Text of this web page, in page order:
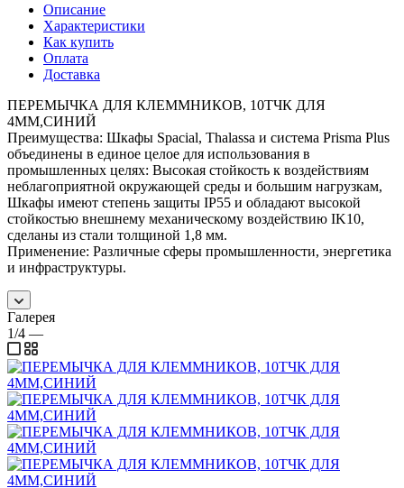
Описание
Характеристики
Как купить
Оплата
Доставка
ПЕРЕМЫЧКА ДЛЯ КЛЕММНИКОВ, 10ТЧК ДЛЯ
4ММ,СИНИЙ
Преимущества: Шкафы Spacial, Thalassa и система Prisma Plus
объединены в единое целое для использования в
промышленных целях: Высокая стойкость к воздействиям
неблагоприятной окружающей среды и большим нагрузкам,
Шкафы имеют степень защиты IP55 и обладают высокой
стойкостью внешнему механическому воздействию IK10,
сделаны из стали толщиной 1,8 мм.
Применение: Различные сферы промышленности, энергетика
и инфраструктуры.
Галерея
1/4 —